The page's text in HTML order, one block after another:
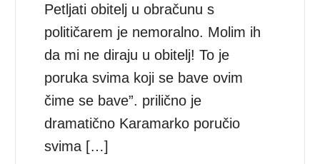
Petljati obitelj u obračunu s
političarem je nemoralno. Molim ih
da mi ne diraju u obitelj! To je
poruka svima koji se bave ovim
čime se bave”. prilično je
dramatično Karamarko poručio
svima […]